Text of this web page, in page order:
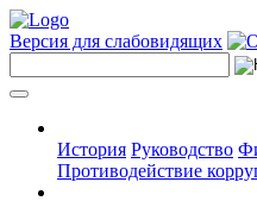
Версия для слабовидящих
История Руководство
Противодействие